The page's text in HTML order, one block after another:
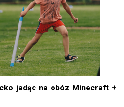
jadąc na obóz Minecraft +